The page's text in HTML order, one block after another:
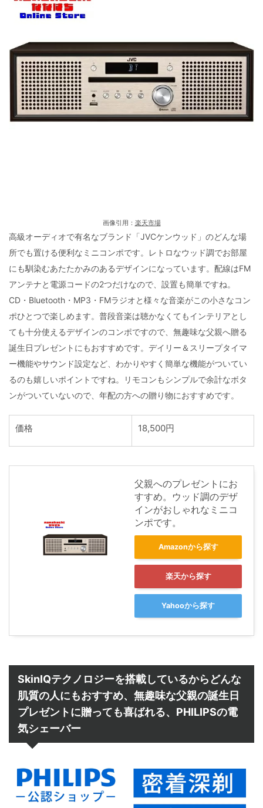
画像引用： 楽天市場
高級オーディオで有名なブランド「JVCケンウッド」のどんな場
所でも置ける便利なミニコンポです。レトロなウッド調でお部屋
にも馴染むあたたかみのあるデザインになっています。配線はFM
アンテナと電源コードの2つだけなので、設置も簡単ですね。
CD・Bluetooth・MP3・FMラジオと様々な音楽がこの小さなコン
ポひとつで楽しめます。普段音楽は聴かなくてもインテリアとし
ても十分使えるデザインのコンポですので、無趣味な父親へ贈る
誕生日プレゼントにもおすすめです。デイリー＆スリープタイマ
ー機能やサウンド設定など、わかりやすく簡単な機能がついてい
るのも嬉しいポイントですね。リモコンもシンプルで余計なボタ
ンがついていないので、年配の方への贈り物におすすめです。
価格 18,500円
父親へのプレゼントにお
すすめ。ウッド調のデザ
インがおしゃれなミニコ
ンポです。
Amazonから探す
楽天から探す
Yahooから探す
SkinIQテクノロジーを搭載しているからどんな
肌質の人にもおすすめ、無趣味な父親の誕生日
プレゼントに贈っても喜ばれる、PHILIPSの電
気シェーバー